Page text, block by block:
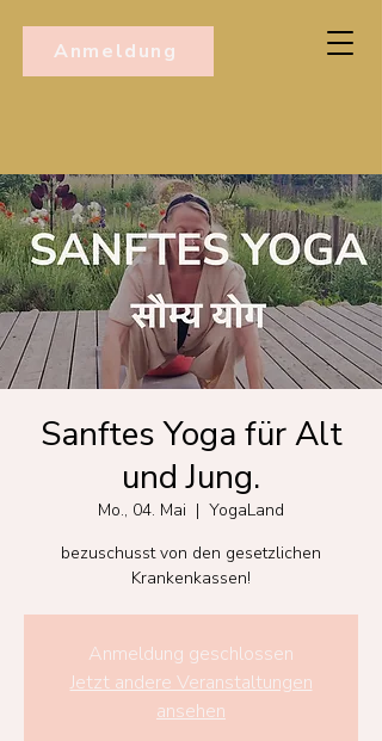
Anmeldung
Sanftes Yoga für Alt
und Jung.
Mo., 04. Mai
  |
YogaLand
bezuschusst von den gesetzlichen
Krankenkassen!
Anmeldung geschlossen
Jetzt andere Veranstaltungen
ansehen